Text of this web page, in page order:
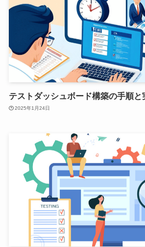
テストダッシュボード構築の手順
2025年1月24日